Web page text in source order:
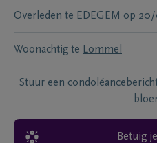
Overleden te EDEGEM op 20/
Woonachtig te Lommel
Stuur een
Betuig